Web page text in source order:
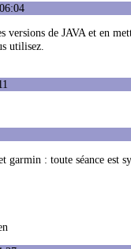
de JAVA et en
utilisez.
: toute séance est